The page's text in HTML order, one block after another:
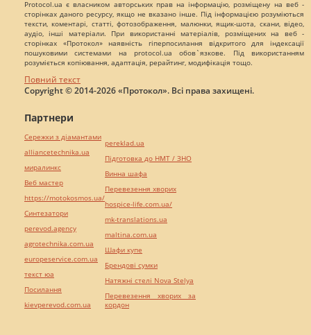
Protocol.ua є власником авторських прав на інформацію, розміщену на веб -
сторінках даного ресурсу, якщо не вказано інше. Під інформацією розуміються
тексти, коментарі, статті, фотозображення, малюнки, ящик-шота, скани, відео,
аудіо, інші матеріали. При використанні матеріалів, розміщених на веб -
сторінках «Протокол» наявність гіперпосилання відкритого для індексації
пошуковими системами на protocol.ua обов`язкове. Під використанням
розуміється копіювання, адаптація, рерайтинг, модифікація тощо.
Повний текст
Copyright © 2014-2026 «Протокол». Всі права захищені.
Партнери
Сережки з діамантами
alliancetechnika.ua
миралинкс
Веб мастер
https://motokosmos.ua/
Синтезатори
perevod.agency
agrotechnika.com.ua
europeservice.com.ua
текст юа
Посилання
kievperevod.com.ua
pereklad.ua
Підготовка до НМТ / ЗНО
Винна шафа
Перевезення хворих
hospice-life.com.ua/
mk-translations.ua
maltina.com.ua
Шафи купе
Брендові сумки
Натяжні стелі Nova Stelya
Перевезення хворих за
кордон